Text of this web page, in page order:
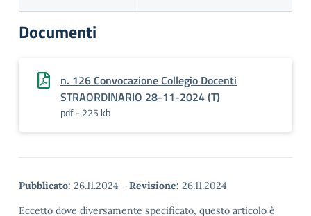
Documenti
n. 126 Convocazione Collegio Docenti
STRAORDINARIO 28-11-2024 (T)
pdf - 225 kb
Pubblicato: 26.11.2024 - Revisione: 26.11.2024
Eccetto dove diversamente specificato, questo articolo è